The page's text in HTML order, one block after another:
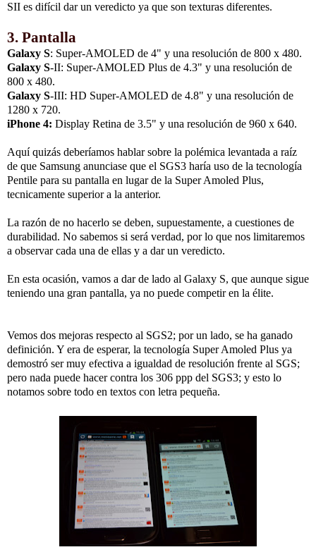
SII es difícil dar un veredicto ya que son texturas diferentes.
3. Pantalla
Galaxy S: Super-AMOLED de 4" y una resolución de 800 x 480.
Galaxy S-II: Super-AMOLED Plus de 4.3" y una resolución de
800 x 480.
Galaxy S-III: HD Super-AMOLED de 4.8" y una resolución de
1280 x 720.
iPhone 4: Display Retina de 3.5" y una resolución de 960 x 640.
Aquí quizás deberíamos hablar sobre la polémica levantada a raíz
de que Samsung anunciase que el SGS3 haría uso de la tecnología
Pentile para su pantalla en lugar de la Super Amoled Plus,
tecnicamente superior a la anterior.
La razón de no hacerlo se deben, supuestamente, a cuestiones de
durabilidad. No sabemos si será verdad, por lo que nos limitaremos
a observar cada una de ellas y a dar un veredicto.
En esta ocasión, vamos a dar de lado al Galaxy S, que aunque sigue
teniendo una gran pantalla, ya no puede competir en la élite.
Vemos dos mejoras respecto al SGS2; por un lado, se ha ganado
definición. Y era de esperar, la tecnología Super Amoled Plus ya
demostró ser muy efectiva a igualdad de resolución frente al SGS;
pero nada puede hacer contra los 306 ppp del SGS3; y esto lo
notamos sobre todo en textos con letra pequeña.